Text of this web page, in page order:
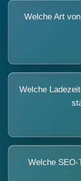
Welche Art
Welche
Welche SEO-